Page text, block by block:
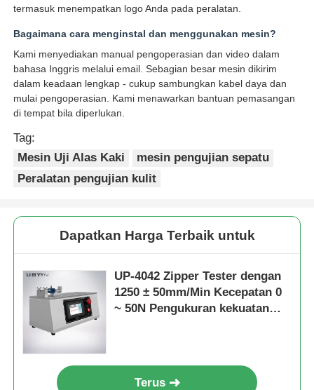
termasuk menempatkan logo Anda pada peralatan.
Bagaimana cara menginstal dan menggunakan mesin?
Kami menyediakan manual pengoperasian dan video dalam
bahasa Inggris melalui email. Sebagian besar mesin dikirim
dalam keadaan lengkap - cukup sambungkan kabel daya dan
mulai pengoperasian. Kami menawarkan bantuan pemasangan
di tempat bila diperlukan.
Tag:
Mesin Uji Alas Kaki
mesin pengujian sepatu
Peralatan pengujian kulit
Dapatkan Harga Terbaik untuk
UP-4042 Zipper Tester dengan
1250 ± 50mm/Min Kecepatan 0
~ 50N Pengukuran kekuatan
Terus